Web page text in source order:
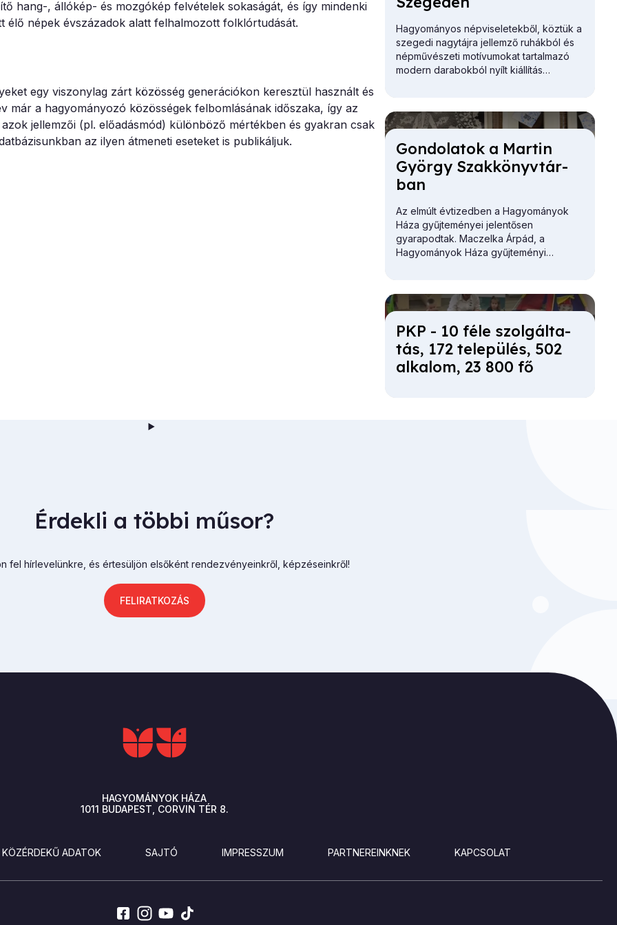
hang-, állókép- és mozgókép felvételek sokaságát, és így mindenki
élő népek évszázadok alatt felhalmozott folklórtudását.
egy viszonylag zárt közösség generációkon keresztül használt és
már a hagyományozó közösségek felbomlásának időszaka, így az
jellemzői (pl. előadásmód) különböző mértékben és gyakran csak
az ilyen átmeneti eseteket is publikáljuk.
Hagyományos népviseletekből, köztük a
szegedi nagytájra jellemző ruhákból és
népművészeti motívumokat tartalmazó
modern darabokból nyílt kiállítás
Gon­do­la­tok a Mar­tin
György Szak­könyv­tár­
ban
Az elmúlt évtizedben a Hagyományok
Háza gyűjteményei jelentősen
gyarapodtak. Maczelka Árpád, a
Hagyományok Háza gyűjteményi
vázolta.
PKP - 10 fé­le szol­gál­ta­
tás, 172 te­le­pü­lés, 502
al­ka­lom, 23 800 fő
Érdekli a többi műsor?
fel hírlevelünkre, és értesüljön elsőként rendezvényeinkről, képzéseinkről!
FELIRATKOZÁS
HAGYOMÁNYOK HÁZA
1011 BUDAPEST CORVIN TÉR 8.
KÖZÉRDEKŰ ADATOK SAJTÓ IMPRESSZUM PARTNEREINKNEK KAPCSOLAT